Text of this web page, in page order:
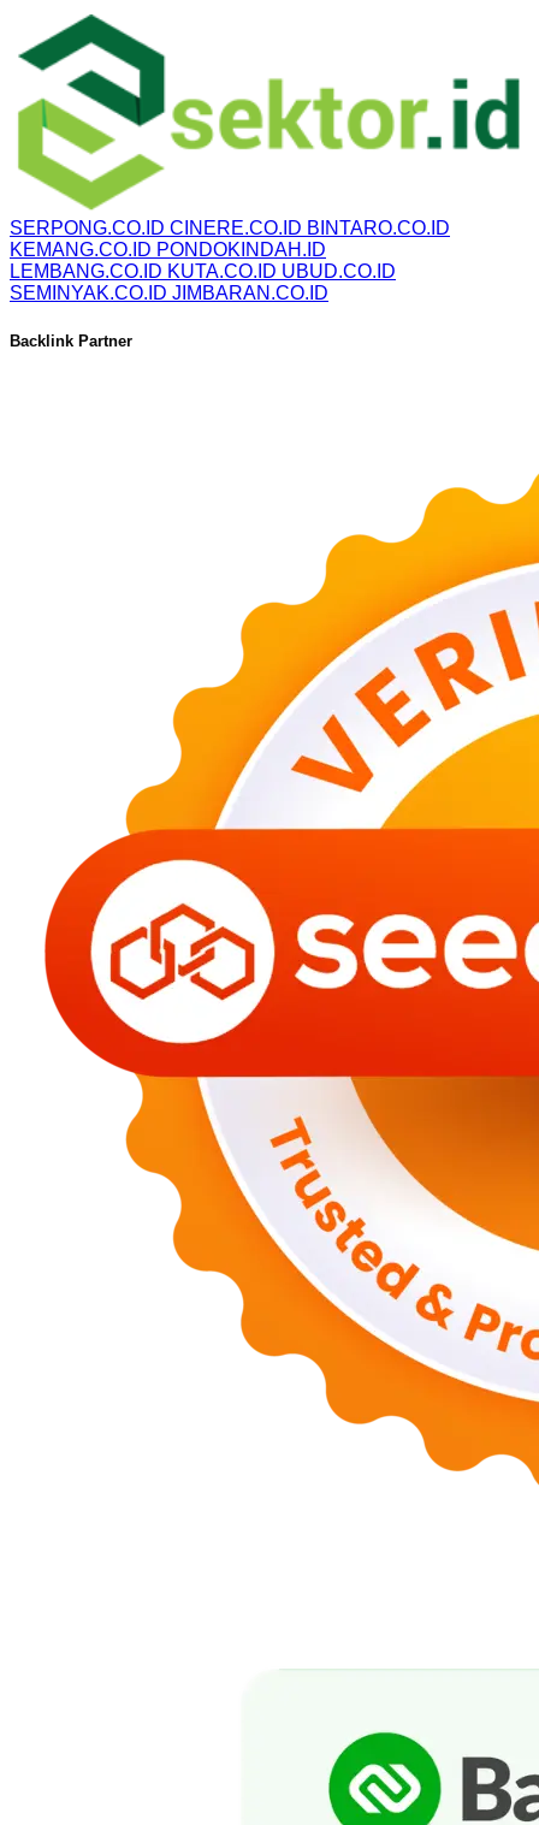
SERPONG.CO.ID CINERE.CO.ID BINTARO.CO.ID
KEMANG.CO.ID PONDOKINDAH.ID
LEMBANG.CO.ID KUTA.CO.ID UBUD.CO.ID
SEMINYAK.CO.ID JIMBARAN.CO.ID
Backlink Partner